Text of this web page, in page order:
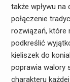
także wpływu
połączenie
rozwiązań, które
podkreślić
kieliszek do
poprawia walory
charakteru